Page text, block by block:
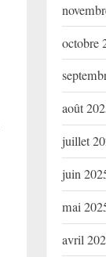
octobre
août
juillet
juin
mai
avril